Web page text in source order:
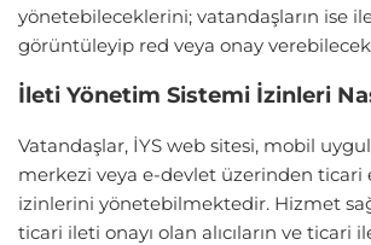
yönetebileceklerini; vatandaşların ise
görüntüleyip red veya onay
İleti Yönetim Sistemi İzinleri
Vatandaşlar, İYS web sitesi, mobil
merkezi veya e-devlet üzerinden ticari
izinlerini yönetebilmektedir. Hizmet
ticari ileti onayı olan alıcıların ve ticari